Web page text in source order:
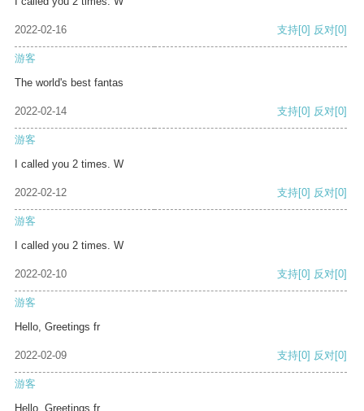
2022-02-16 支持[0] 反对[0]
游客
The world's best fantas
2022-02-14 支持[0] 反对[0]
游客
I called you 2 times. W
2022-02-12 支持[0] 反对[0]
游客
I called you 2 times. W
2022-02-10 支持[0] 反对[0]
游客
Hello, Greetings fr
2022-02-09 支持[0] 反对[0]
游客
Hello, Greetings fr